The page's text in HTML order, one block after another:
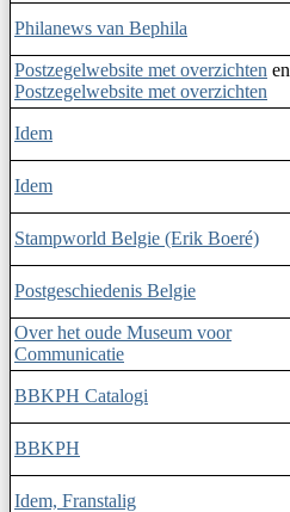
Philanews van Bephila
Postzegelwebsite met overzichten en
Postzegelwebsite met overzichten
Idem
Idem
Stampworld Belgie (Erik Boeré)
Postgeschiedenis Belgie
Over het oude Museum voor
Communicatie
BBKPH Catalogi
BBKPH
Idem, Franstalig